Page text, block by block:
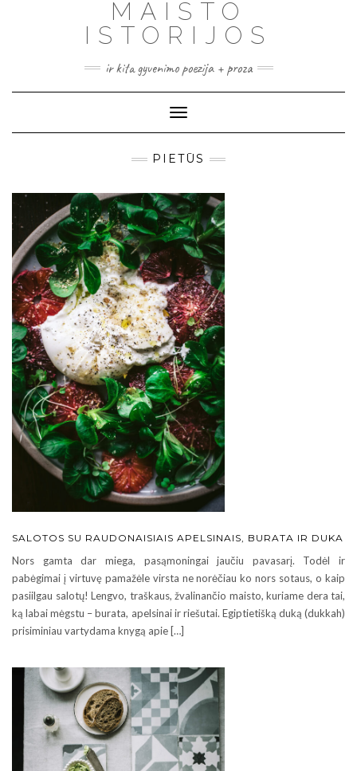
MAISTO
ISTORIJOS
ir kita gyvenimo poezija + proza
Toggle
Navigation
PIETŪS
SALOTOS SU RAUDONAISIAIS APELSINAIS, BURATA IR DUKA
Nors gamta dar miega, pasąmoningai jaučiu pavasarį. Todėl ir
pabėgimai į virtuvę pamažėle virsta ne norėčiau ko nors sotaus, o kaip
pasiilgau salotų! Lengvo, traškaus, žvalinančio maisto, kuriame dera tai,
ką labai mėgstu – burata, apelsinai ir riešutai. Egiptietišką duką (dukkah)
prisiminiau vartydama knygą apie […]